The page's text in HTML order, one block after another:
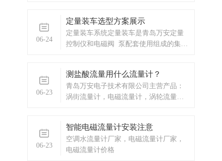
压式仪表，分析仪器，水质监测设备，
压力仪表等，以及承接电气自动化项
目。
06-24
定量装车选型方案展示
定量装车系统定量装车是青岛万安定量
控制仪和电磁阀 泵配套使用组成的集成
06-23
测盐酸流量用什么流量计？
青岛万安电子技术有限公司主营产品：
涡街流量计，电磁流量计，涡轮流量
等，以及承接电气自动化项目。
06-23
智能电磁流量计安装注意
空调水流量计厂家，电磁流量计厂家，
电磁流量计价格